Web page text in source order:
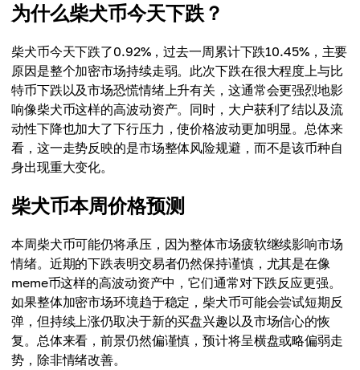
为什么柴犬币今天下跌？
柴犬币今天下跌了0.92%，过去一周累计下跌10.45%，主要
原因是整个加密市场持续走弱。此次下跌在很大程度上与比
特币下跌以及市场恐慌情绪上升有关，这通常会更强烈地影
响像柴犬币这样的高波动资产。同时，大户获利了结以及流
动性下降也加大了下行压力，使价格波动更加明显。总体来
看，这一走势反映的是市场整体风险规避，而不是该币种自
身出现重大变化。
柴犬币本周价格预测
本周柴犬币可能仍将承压，因为整体市场疲软继续影响市场
情绪。近期的下跌表明交易者仍然保持谨慎，尤其是在像
meme币这样的高波动资产中，它们通常对下跌反应更强。
如果整体加密市场环境趋于稳定，柴犬币可能会尝试短期反
弹，但持续上涨仍取决于新的买盘兴趣以及市场信心的恢
复。总体来看，前景仍然偏谨慎，预计将呈横盘或略偏弱走
势，除非情绪改善。